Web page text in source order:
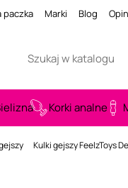
paczka Marki Blog
Korki analne
Kulki gejszy FeelzToys